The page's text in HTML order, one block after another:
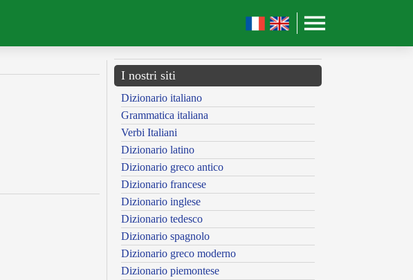
I nostri siti
Dizionario italiano
Grammatica italiana
Verbi Italiani
Dizionario latino
Dizionario greco antico
Dizionario francese
Dizionario inglese
Dizionario tedesco
Dizionario spagnolo
Dizionario greco moderno
Dizionario piemontese